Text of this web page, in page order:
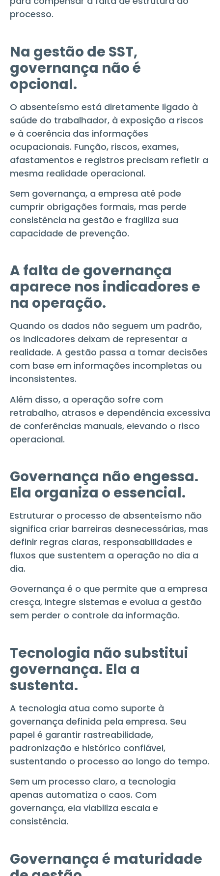
processo.
Na gestão de SST,
governança não é
opcional.
O absenteísmo está diretamente ligado à
saúde do trabalhador, à exposição a riscos
e à coerência das informações
ocupacionais. Função, riscos, exames,
afastamentos e registros precisam refletir a
mesma realidade operacional.
Sem governança, a empresa até pode
cumprir obrigações formais, mas perde
consistência na gestão e fragiliza sua
capacidade de prevenção.
A falta de governança
aparece nos indicadores e
na operação.
Quando os dados não seguem um padrão,
os indicadores deixam de representar a
realidade. A gestão passa a tomar decisões
com base em informações incompletas ou
inconsistentes.
Além disso, a operação sofre com
retrabalho, atrasos e dependência excessiva
de conferências manuais, elevando o risco
operacional.
Governança não engessa.
Ela organiza o essencial.
Estruturar o processo de absenteísmo não
significa criar barreiras desnecessárias, mas
definir regras claras, responsabilidades e
fluxos que sustentem a operação no dia a
dia.
Governança é o que permite que a empresa
cresça, integre sistemas e evolua a gestão
sem perder o controle da informação.
Tecnologia não substitui
governança. Ela a
sustenta.
A tecnologia atua como suporte à
governança definida pela empresa. Seu
papel é garantir rastreabilidade,
padronização e histórico confiável,
sustentando o processo ao longo do tempo.
Sem um processo claro, a tecnologia
apenas automatiza o caos. Com
governança, ela viabiliza escala e
consistência.
Governança é maturidade